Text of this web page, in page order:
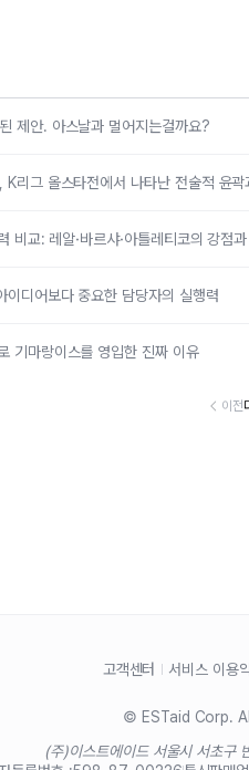
제안. 아스날과 멀어지는걸까요?
K리그 올스타전에서 나타난 전술적 윤곽
비교: 레알·바르샤·아틀레티코의 강점
디어보다 중요한 담당자의 실행력
기마랑이스를 영입한 진짜 이유
이전
고객센터 서비스 이용
© ESTaid Corp.
(주)이스트에이드 서울시 서초구